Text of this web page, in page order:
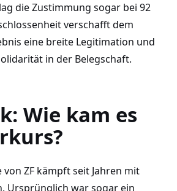
die Zustimmung sogar bei 92
verschafft dem
eine breite Legitimation und
in der Belegschaft.
Wie kam es
ZF kämpft seit Jahren mit
Ursprünglich war sogar ein